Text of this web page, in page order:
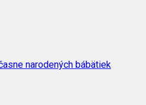
narodených bábätiek